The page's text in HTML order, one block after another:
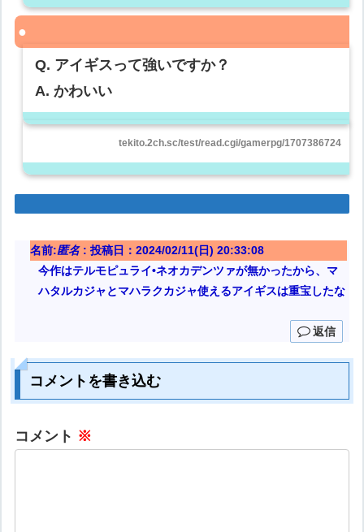
Q. アイギスって強いですか？
A. かわいい
tekito.2ch.sc/test/read.cgi/gamerpg/1707386724
名前:匿名: 投稿日：2024/02/11(日) 20:33:08
今作はテルモピュライ•ネオカデンツァが無かったから、マ
ハタルカジャとマハラクカジャ使えるアイギスは重宝したな
返信
コメントを書き込む
コメント ※